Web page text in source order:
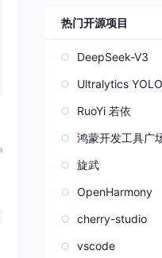
模态指令。
热门开源项目
DeepSeek-V3
Ultralytics
RuoYi 若依
鸿蒙开发工具广
旋武
OpenHarmony
cherry-studio
vscode